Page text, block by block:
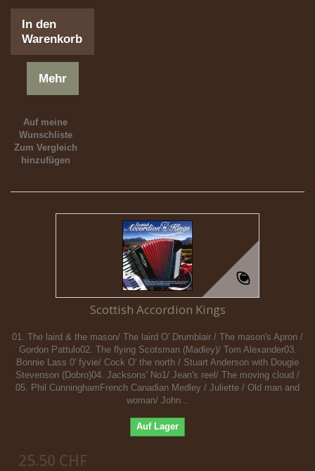
In den
Warenkorb
Mehr
Auf meine
Wunschliste
Zum Vergleich
hinzufügen
Scottish Accordion Kings
01. The laird & the mason/ The laird O' Drumblair / The mason's Apron /
Gordon Pattulo02. The flying Scotsman (Madley)/ Tom Alexander03.
Bonnie Lass 0' fyvie/ Cock O' the north / Stuart Anderson with Dougie
Stevenson (Dobro)04. Jacksons' No1/ Jean's reel/ The moving cloud /
05. Phil CunninghamFrench Canadian Medley / Juliette / Old man and
woman/ John...
Auf Lager
25.50 CHF